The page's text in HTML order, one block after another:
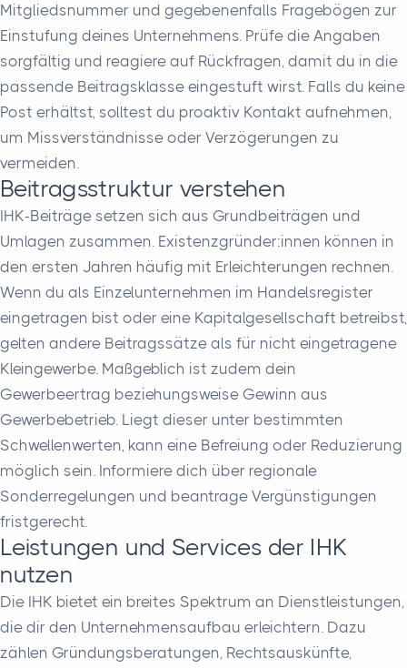
Mitgliedsnummer und gegebenenfalls Fragebögen zur
Einstufung deines Unternehmens. Prüfe die Angaben
sorgfältig und reagiere auf Rückfragen, damit du in die
passende Beitragsklasse eingestuft wirst. Falls du keine
Post erhältst, solltest du proaktiv Kontakt aufnehmen,
um Missverständnisse oder Verzögerungen zu
vermeiden.
Beitragsstruktur verstehen
IHK-Beiträge setzen sich aus Grundbeiträgen und
Umlagen zusammen. Existenzgründer:innen können in
den ersten Jahren häufig mit Erleichterungen rechnen.
Wenn du als Einzelunternehmen im Handelsregister
eingetragen bist oder eine Kapitalgesellschaft betreibst,
gelten andere Beitragssätze als für nicht eingetragene
Kleingewerbe. Maßgeblich ist zudem dein
Gewerbeertrag beziehungsweise Gewinn aus
Gewerbebetrieb. Liegt dieser unter bestimmten
Schwellenwerten, kann eine Befreiung oder Reduzierung
möglich sein. Informiere dich über regionale
Sonderregelungen und beantrage Vergünstigungen
fristgerecht.
Leistungen und Services der IHK
nutzen
Die IHK bietet ein breites Spektrum an Dienstleistungen,
die dir den Unternehmensaufbau erleichtern. Dazu
zählen Gründungsberatungen, Rechtsauskünfte,